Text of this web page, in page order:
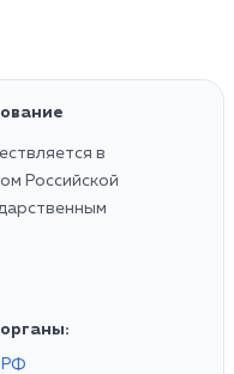
в
Российской
РФ